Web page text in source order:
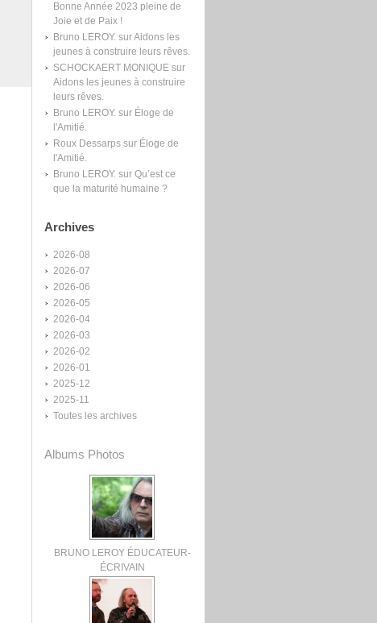
Bonne Année 2023 pleine de
Joie et de Paix !
Bruno LEROY.surAidons les
jeunes à construire leurs rêves.
SCHOCKAERT MONIQUEsur
Aidons les jeunes à construire
leurs rêves.
Bruno LEROY.sur Éloge de
l'Amitié.
Roux Dessarpssur Éloge de
l'Amitié.
Bruno LEROY.sur Qu’est ce
que la maturité humaine ?
Archives
2026-08
2026-07
2026-06
2026-05
2026-04
2026-03
2026-02
2026-01
2025-12
2025-11
Toutes les archives
Albums Photos
BRUNO LEROY ÉDUCATEUR-
ÉCRIVAIN